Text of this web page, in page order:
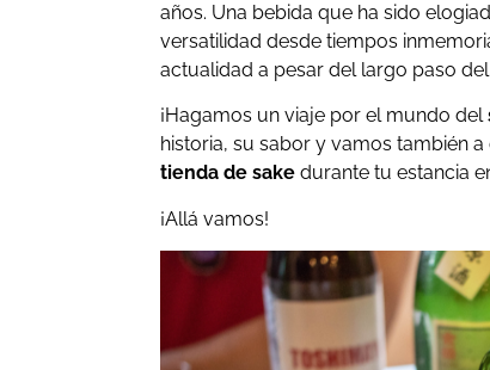
años. Una bebida que ha sido
versatilidad desde tiempos
actualidad a pesar del largo paso
¡Hagamos un viaje por el mundo del
historia, su sabor y vamos también
tienda de sake durante tu estancia
¡Allá vamos!